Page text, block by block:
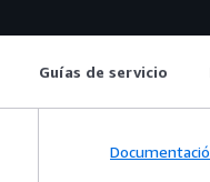
Guías de servicio